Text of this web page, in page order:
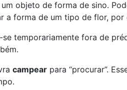
objeto de forma de sino.
a forma de um tipo de flor, por
se temporariamente fora de
campear para “procurar”.